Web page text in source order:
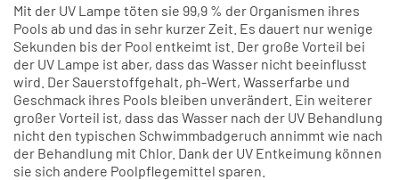
Mit der UV Lampe töten sie 99,9 % der Organismen ihres
Pools ab und das in sehr kurzer Zeit. Es dauert nur wenige
Sekunden bis der Pool entkeimt ist. Der große Vorteil bei
der UV Lampe ist aber, dass das Wasser nicht beeinflusst
wird. Der Sauerstoffgehalt, ph-Wert, Wasserfarbe und
Geschmack ihres Pools bleiben unverändert. Ein weiterer
großer Vorteil ist, dass das Wasser nach der UV Behandlung
nicht den typischen Schwimmbadgeruch annimmt wie nach
der Behandlung mit Chlor. Dank der UV Entkeimung können
sie sich andere Poolpflegemittel sparen.